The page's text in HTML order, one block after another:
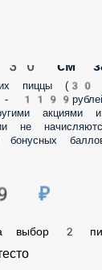
вместе с
2 пиццы